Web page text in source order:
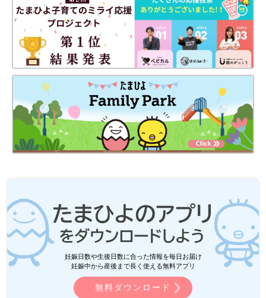
妊娠日数や生後日数に合った情報を毎日お届け
妊娠中から産後まで長く使える無料アプリ
無料ダウンロード